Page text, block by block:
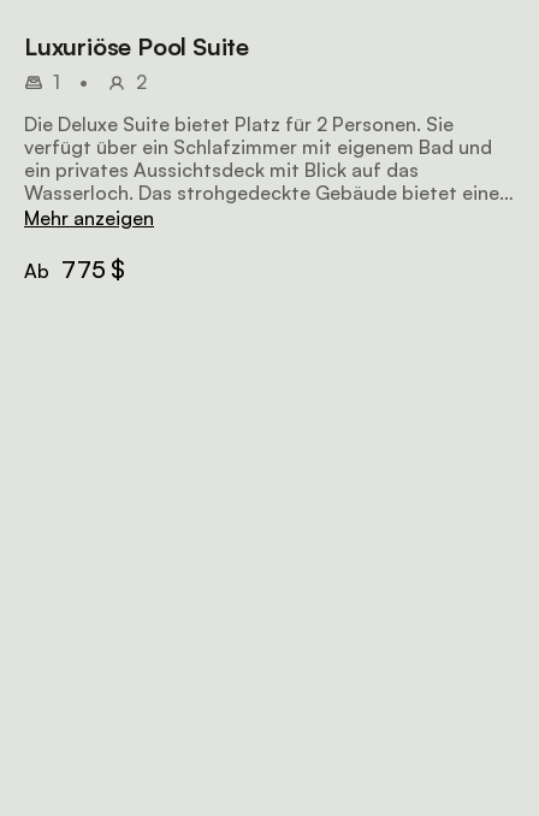
Luxuriöse Pool Suite
1 •
2
Die Deluxe Suite bietet Platz für 2 Personen. Sie
verfügt über ein Schlafzimmer mit eigenem Bad und
ein privates Aussichtsdeck mit Blick auf das
Wasserloch. Das strohgedeckte Gebäude bietet einen
abgelegenen Rückzugsort mit allen Einrichtungen der
Mehr anzeigen
Ab 775 $